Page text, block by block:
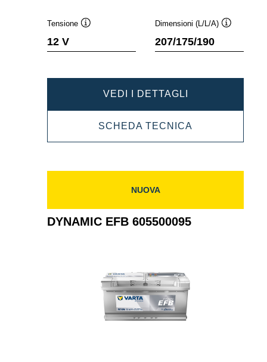
Tensione
12 V
Dimensioni (L/L/A)
207/175/190
VEDI I DETTAGLI
EFB
550500055
SCHEDA TECNICA
EFB
NUOVA
DYNAMIC EFB 605500095